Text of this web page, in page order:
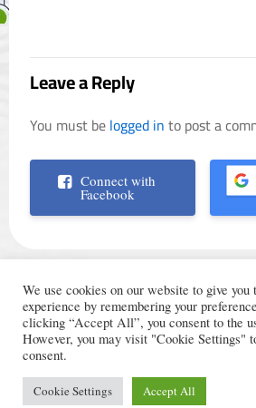
Leave a Reply
You must belogged into post a
Connect with
Facebook
© Trading Arabic 2024
سياسة الخصوصية
We use cookies on our website to give you
experience by remembering your
clicking “Accept All”, you consent to the
However, you may visit "Cookie Settings"
consent.
Cookie Settings Accept All